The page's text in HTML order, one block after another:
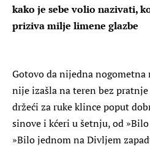
kako je sebe volio nazivati,
priziva milje limene glazbe
Gotovo da nijedna nogometna
nije izašla na teren bez
držeći za ruke klince poput
sinove i kćeri u šetnju, od
»Bilo jednom na Divljem